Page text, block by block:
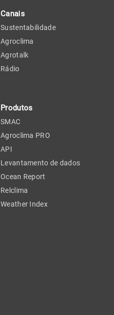
Canais
Sustentabilidade
Agroclima
Agrotalk
Rádio
Produtos
SMAC
Agroclima PRO
API
Levantamento de dados
Ocean Report
Relclima
Weather Index